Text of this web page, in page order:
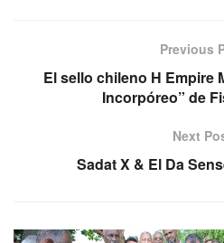
Previous
El sello chileno H Empire
Incorpóreo” de
Next
Sadat X & El Da